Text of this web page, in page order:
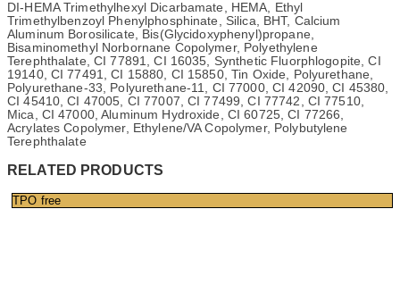
DI-HEMA Trimethylhexyl Dicarbamate, HEMA, Ethyl
Trimethylbenzoyl Phenylphosphinate, Silica, BHT, Calcium
Aluminum Borosilicate, Bis(Glycidoxyphenyl)propane,
Bisaminomethyl Norbornane Copolymer, Polyethylene
Terephthalate, CI 77891, CI 16035, Synthetic Fluorphlogopite, CI
19140, CI 77491, CI 15880, CI 15850, Tin Oxide, Polyurethane,
Polyurethane-33, Polyurethane-11, CI 77000, CI 42090, CI 45380,
CI 45410, CI 47005, CI 77007, CI 77499, CI 77742, CI 77510,
Mica, CI 47000, Aluminum Hydroxide, CI 60725, CI 77266,
Acrylates Copolymer, Ethylene/VA Copolymer, Polybutylene
Terephthalate
RELATED PRODUCTS
TPO free